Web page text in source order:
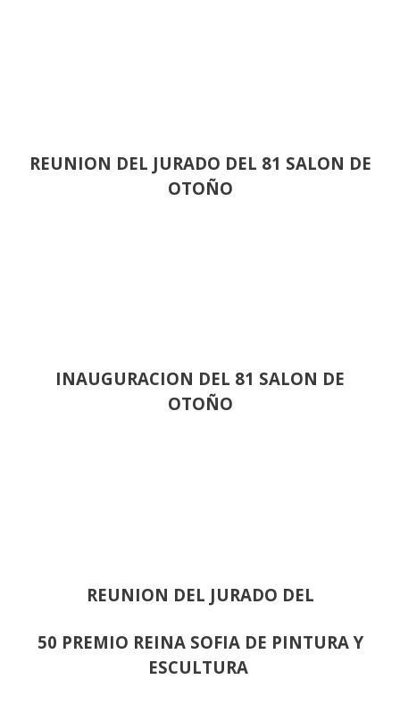
REUNION DEL JURADO DEL 81 SALON DE
OTOÑO
INAUGURACION DEL 81 SALON DE
OTOÑO
REUNION DEL JURADO DEL
50 PREMIO REINA SOFIA DE PINTURA Y
ESCULTURA